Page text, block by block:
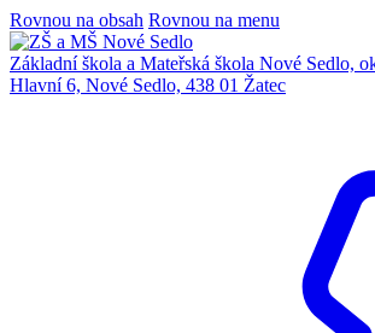
Rovnou na obsah Rovnou na menu
Základní škola a Mateřská škola Nové Sedlo,
Hlavní 6, Nové Sedlo, 438 01 Žatec